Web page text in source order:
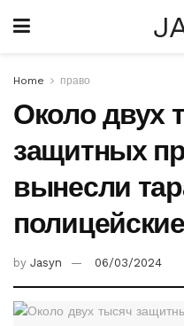
Home право
Около двух
защитных
вынесли
полицейские
by Jasyn 06/03/2024